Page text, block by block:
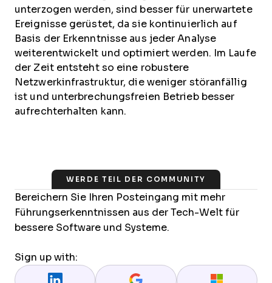
unterzogen werden, sind besser für unerwartete
Ereignisse gerüstet, da sie kontinuierlich auf
Basis der Erkenntnisse aus jeder Analyse
weiterentwickelt und optimiert werden. Im Laufe
der Zeit entsteht so eine robustere
Netzwerkinfrastruktur, die weniger störanfällig
ist und unterbrechungsfreien Betrieb besser
aufrechterhalten kann.
WERDE TEIL DER COMMUNITY
Bereichern Sie Ihren Posteingang mit mehr
Führungserkenntnissen aus der Tech-Welt für
bessere Software und Systeme.
Sign up with: